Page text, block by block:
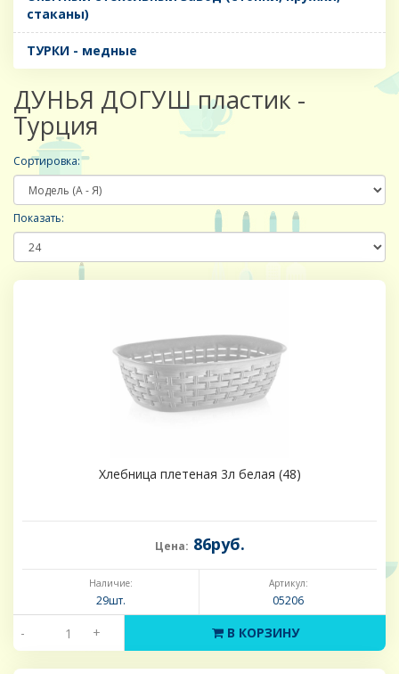
стаканы)
ТУРКИ - медные
ДУНЬЯ ДОГУШ пластик -
Турция
Сортировка:
Показать:
Хлебница плетеная 3л белая (48)
Цена: 86руб.
Наличие:
29шт.
Артикул:
05206
- + В КОРЗИНУ